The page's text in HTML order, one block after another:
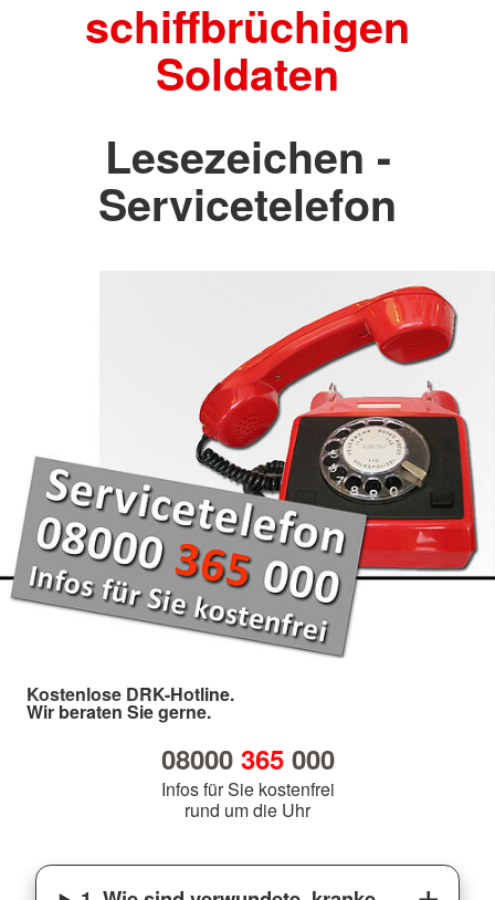
schiffbrüchigen
Soldaten
Lesezeichen -
Servicetelefon
Kostenlose DRK-Hotline.
Wir beraten Sie gerne.
08000 365000
Infos für Sie kostenfrei
rund um die Uhr